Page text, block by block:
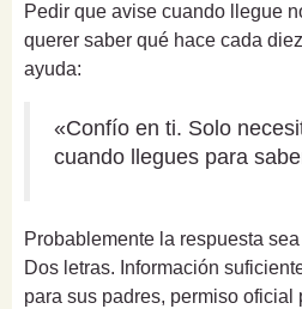
Pedir que avise cuando llegue
querer saber qué hace cada
ayuda:
«Confío en ti. Solo
cuando llegues para
Probablemente la respuesta
Dos letras. Información
para sus padres, permiso oficial